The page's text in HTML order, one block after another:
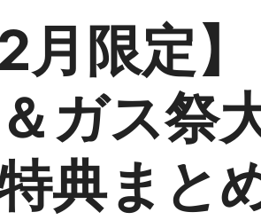
月限定
ガス祭
典まと